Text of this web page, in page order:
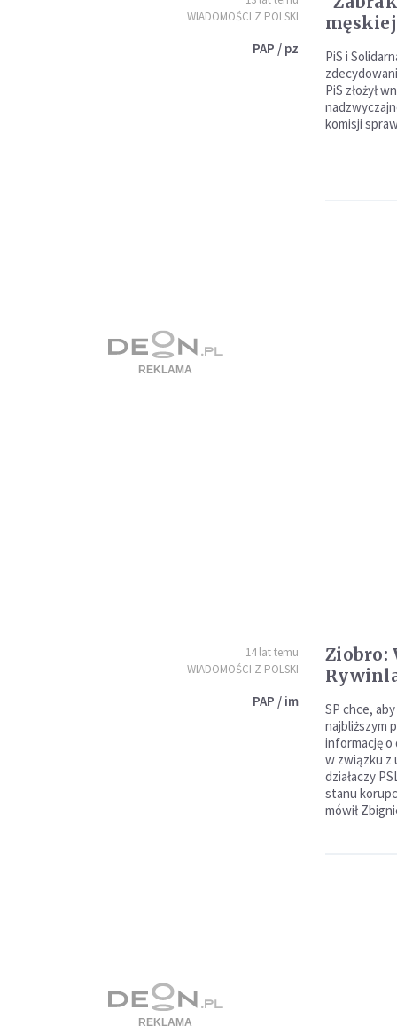
WIADOMOŚCI Z POLSKI
PAP / pz
PiS i
PiS złożył
komisji
14 lat temu
WIADOMOŚCI Z POLSKI
PAP / im
Ziobro:
SP chce,
najbliższym
informację o
w związku z
działaczy
stanu
mówił